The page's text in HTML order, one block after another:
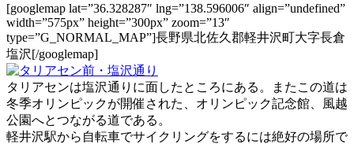
[googlemap lat=”36.328287″ lng=”138.596006″ align=”undefined”
width=”575px” height=”300px” zoom=”13″
type=”G_NORMAL_MAP”]長野県北佐久郡軽井沢町大字長倉
塩沢[/googlemap]
タリアセンは塩沢通りに面したところにある。またこの道は
冬季オリンピックが開催された、オリンピック記念館、風越
公園へとつながる道である。
軽井沢駅から自転車でサイクリングをするには絶好の場所で